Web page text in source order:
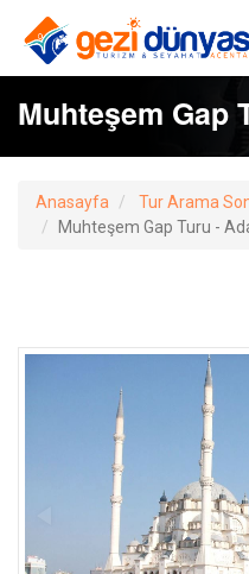
Muhteşem Gap
Anasayfa
Tur Arama
Muhteşem Gap Turu -